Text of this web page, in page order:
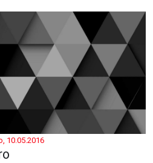
10.05.2016